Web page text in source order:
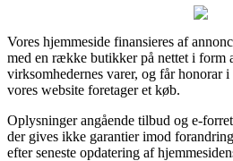
Vores hjemmeside finansieres af
med en række butikker på nettet i form
virksomhedernes varer, og får honorar
vores website foretager et køb.
Oplysninger angående tilbud og e-
der gives ikke garantier imod
efter seneste opdatering af